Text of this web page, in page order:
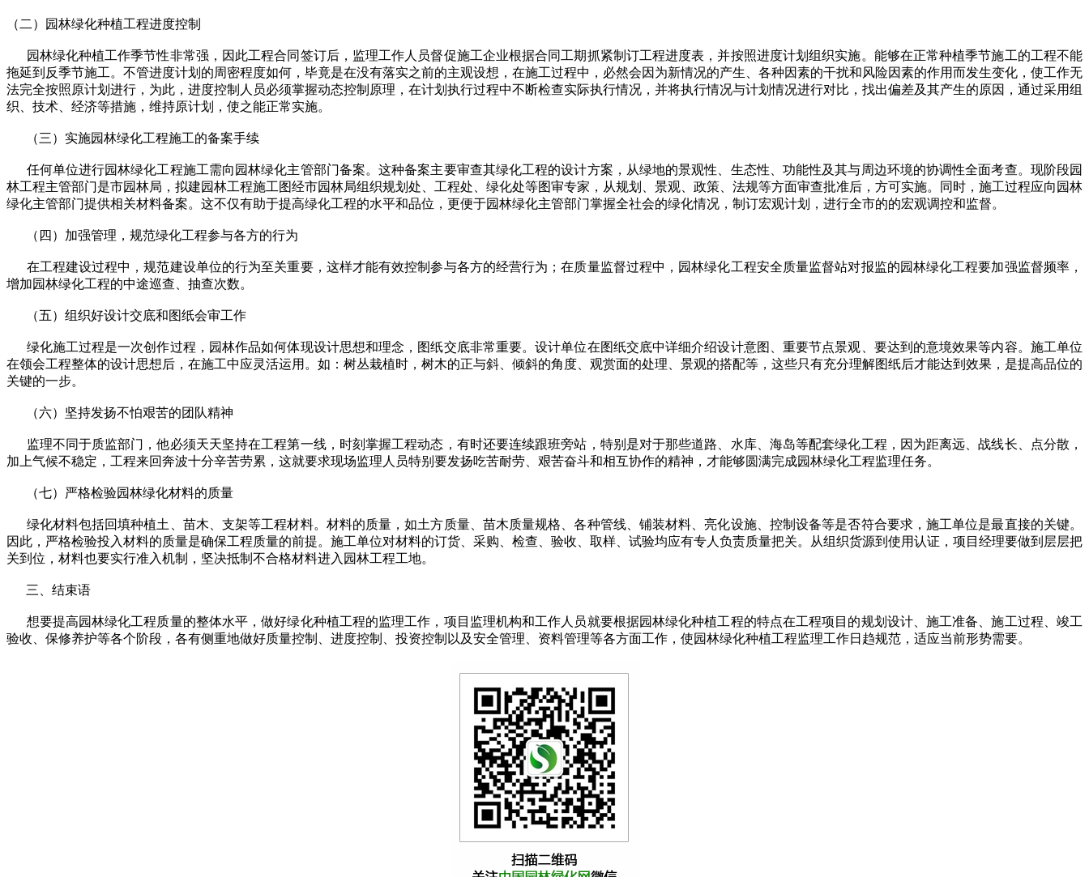
（二）园林绿化种植工程进度控制
园林绿化种植工作季节性非常强，因此工程合同签订后，监理工作人员督促施工企业根据合同工期抓紧制订工程进度表，并按照进度计划组织实施。能够在正常种植季节施工的工程不能
拖延到反季节施工。不管进度计划的周密程度如何，毕竟是在没有落实之前的主观设想，在施工过程中，必然会因为新情况的产生、各种因素的干扰和风险因素的作用而发生变化，使工作无
法完全按照原计划进行，为此，进度控制人员必须掌握动态控制原理，在计划执行过程中不断检查实际执行情况，并将执行情况与计划情况进行对比，找出偏差及其产生的原因，通过采用组
织、技术、经济等措施，维持原计划，使之能正常实施。
（三）实施园林绿化工程施工的备案手续
任何单位进行园林绿化工程施工需向园林绿化主管部门备案。这种备案主要审查其绿化工程的设计方案，从绿地的景观性、生态性、功能性及其与周边环境的协调性全面考查。现阶段园
林工程主管部门是市园林局，拟建园林工程施工图经市园林局组织规划处、工程处、绿化处等图审专家，从规划、景观、政策、法规等方面审查批准后，方可实施。同时，施工过程应向园林
绿化主管部门提供相关材料备案。这不仅有助于提高绿化工程的水平和品位，更便于园林绿化主管部门掌握全社会的绿化情况，制订宏观计划，进行全市的的宏观调控和监督。
（四）加强管理，规范绿化工程参与各方的行为
在工程建设过程中，规范建设单位的行为至关重要，这样才能有效控制参与各方的经营行为；在质量监督过程中，园林绿化工程安全质量监督站对报监的园林绿化工程要加强监督频率，
增加园林绿化工程的中途巡查、抽查次数。
（五）组织好设计交底和图纸会审工作
绿化施工过程是一次创作过程，园林作品如何体现设计思想和理念，图纸交底非常重要。设计单位在图纸交底中详细介绍设计意图、重要节点景观、要达到的意境效果等内容。施工单位
在领会工程整体的设计思想后，在施工中应灵活运用。如：树丛栽植时，树木的正与斜、倾斜的角度、观赏面的处理、景观的搭配等，这些只有充分理解图纸后才能达到效果，是提高品位的
关键的一步。
（六）坚持发扬不怕艰苦的团队精神
监理不同于质监部门，他必须天天坚持在工程第一线，时刻掌握工程动态，有时还要连续跟班旁站，特别是对于那些道路、水库、海岛等配套绿化工程，因为距离远、战线长、点分散，
加上气候不稳定，工程来回奔波十分辛苦劳累，这就要求现场监理人员特别要发扬吃苦耐劳、艰苦奋斗和相互协作的精神，才能够圆满完成园林绿化工程监理任务。
（七）严格检验园林绿化材料的质量
绿化材料包括回填种植土、苗木、支架等工程材料。材料的质量，如土方质量、苗木质量规格、各种管线、铺装材料、亮化设施、控制设备等是否符合要求，施工单位是最直接的关键。
因此，严格检验投入材料的质量是确保工程质量的前提。施工单位对材料的订货、采购、检查、验收、取样、试验均应有专人负责质量把关。从组织货源到使用认证，项目经理要做到层层把
关到位，材料也要实行准入机制，坚决抵制不合格材料进入园林工程工地。
三、结束语
想要提高园林绿化工程质量的整体水平，做好绿化种植工程的监理工作，项目监理机构和工作人员就要根据园林绿化种植工程的特点在工程项目的规划设计、施工准备、施工过程、竣工
验收、保修养护等各个阶段，各有侧重地做好质量控制、进度控制、投资控制以及安全管理、资料管理等各方面工作，使园林绿化种植工程监理工作日趋规范，适应当前形势需要。